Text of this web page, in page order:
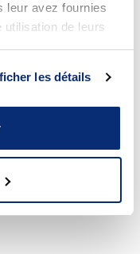
leur avez fournies
de leurs
les détails
en